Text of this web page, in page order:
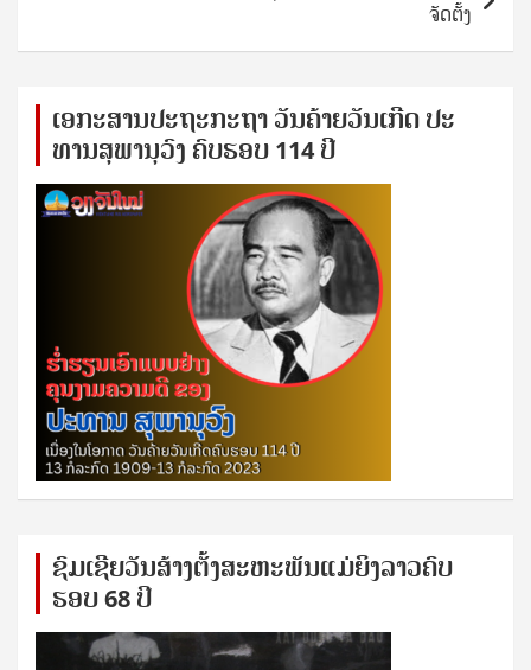
ຈັດຕັ້ງ
ເອ​ກະ​ສານ​ປະ​ຖະ​ກະ​ຖ​າ ວັນ​ຄ້າຍ​ວັນ​ເກີດ ປ​ະ​
ທານ​ສຸ​ພາ​ນຸ​ວົງ ຄົບ​ຮອບ 114 ປີ
ຊົ​ມ​ເຊີຍ​ວັນ​ສ້າງ​ຕັ້ງ​ສະ​ຫະ​ພັນ​ແມ່​ຍິງ​​ລາວຄົບ​
ຮອບ 68 ປິ